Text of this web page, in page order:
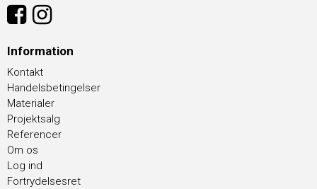
Information
Kontakt
Handelsbetingelser
Materialer
Projektsalg
Referencer
Om os
Log ind
Fortrydelsesret